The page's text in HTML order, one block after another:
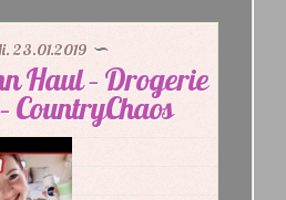
23.01.2019
Haul – Drogerie
CountryChaos